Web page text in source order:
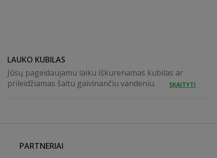
LAUKO KUBILAS
Jūsų pageidaujamu laiku iškurenamas kubilas ar
prileidžiamas šaltu gaivinančiu vandeniu.
SKAITYTI
PARTNERIAI